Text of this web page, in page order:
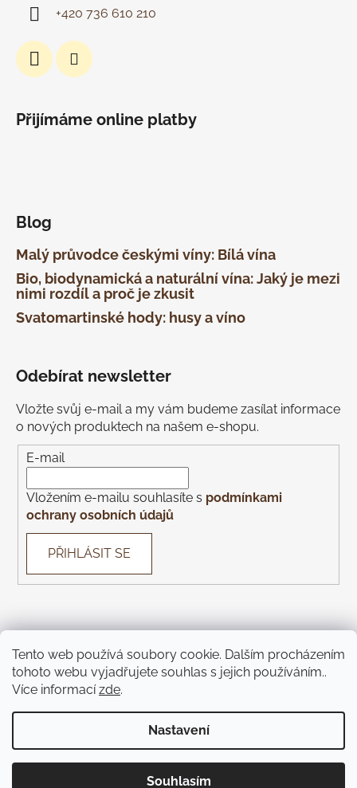
Tento web používá soubory cookie. Dalším procházením
tohoto webu vyjadřujete souhlas s jejich používáním..
Více informacízde.
Nastavení
Souhlasím
+420 736 610 210
Přijímáme online platby
Blog
Malý průvodce českými víny: Bílá vína
Bio, biodynamická a naturální vína: Jaký je mezi
nimi rozdíl a proč je zkusit
Svatomartinské hody: husy a víno
Odebírat newsletter
Vložte svůj e-mail a my vám budeme zasílat informace
o nových produktech na našem e-shopu.
E-mail
Vložením e-mailu souhlasíte s podmínkami
ochrany osobních údajů
PŘIHLÁSIT SE
Con Gusto Con Gusto Catering KOREK Wines Piazza
Monte Bú Pivnice U Čápa